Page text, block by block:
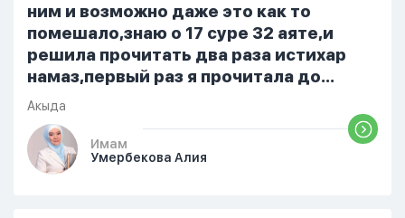
ним и возможно даже это как то
помешало,знаю о 17 суре 32 аяте,и
решила прочитать два раза истихар
намаз,первый раз я прочитала до
«Аср» намаза и сначала было
тревожно,позже стало спокойно и в
голову начали лезть только хорошие
мысли,во второй раз когда я решила в
Акыда
Имам
Умербекова Алия